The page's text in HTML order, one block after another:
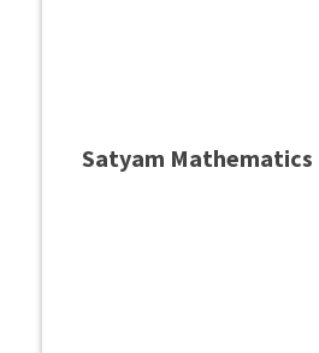
Satyam Mathematics